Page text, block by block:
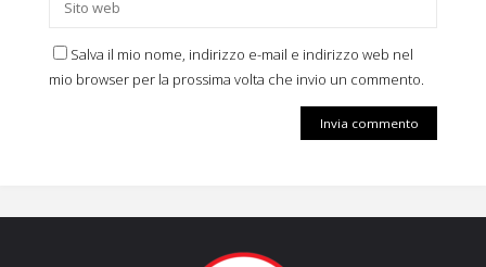
Salva il mio nome, indirizzo e-mail e indirizzo web nel
mio browser per la prossima volta che invio un commento.